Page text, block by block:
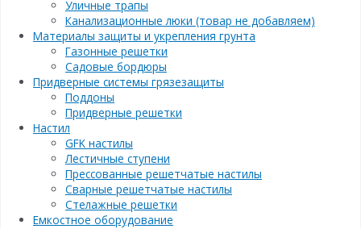
Уличные трапы
Канализационные люки (товар не добавляем)
Материалы защиты и укрепления грунта
Газонные решетки
Садовые бордюры
Придверные системы грязезащиты
Поддоны
Придверные решетки
Настил
GFK настилы
Лестичные ступени
Прессованные решетчатые настилы
Сварные решетчатые настилы
Стелажные решетки
Емкостное оборудование